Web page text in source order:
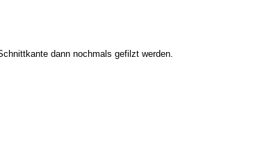
dann nochmals gefilzt werden.